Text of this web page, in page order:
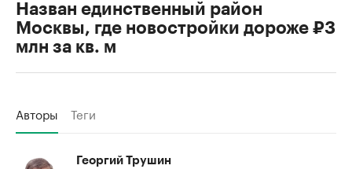
Назван единственный район
Москвы, где новостройки дороже ₽3
млн за кв. м
Авторы Теги
Георгий Трушин